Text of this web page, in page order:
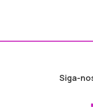
Siga-